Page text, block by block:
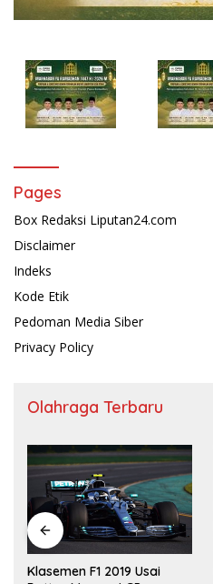
Pages
Box Redaksi Liputan24.com
Disclaimer
Indeks
Kode Etik
Pedoman Media Siber
Privacy Policy
Olahraga Terbaru
Klasemen F1 2019 Usai